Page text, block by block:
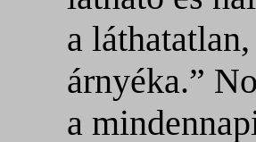
a
árnyéka.”
a